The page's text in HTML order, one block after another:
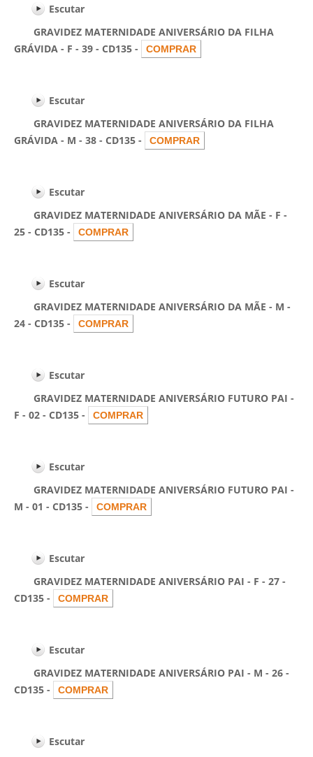
Escutar
GRAVIDEZ MATERNIDADE ANIVERSÁRIO DA FILHA
GRÁVIDA - F - 39 - CD135 -
Escutar
GRAVIDEZ MATERNIDADE ANIVERSÁRIO DA FILHA
GRÁVIDA - M - 38 - CD135 -
Escutar
GRAVIDEZ MATERNIDADE ANIVERSÁRIO DA MÃE - F -
25 - CD135 -
Escutar
GRAVIDEZ MATERNIDADE ANIVERSÁRIO DA MÃE - M -
24 - CD135 -
Escutar
GRAVIDEZ MATERNIDADE ANIVERSÁRIO FUTURO PAI -
F - 02 - CD135 -
Escutar
GRAVIDEZ MATERNIDADE ANIVERSÁRIO FUTURO PAI -
M - 01 - CD135 -
Escutar
GRAVIDEZ MATERNIDADE ANIVERSÁRIO PAI - F - 27 -
CD135 -
Escutar
GRAVIDEZ MATERNIDADE ANIVERSÁRIO PAI - M - 26 -
CD135 -
Escutar